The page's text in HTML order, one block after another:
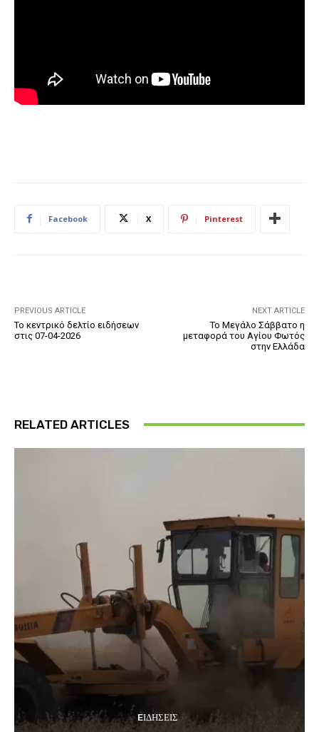
Facebook X Pinterest
PREVIOUS ARTICLE
Το κεντρικό δελτίο ειδήσεων
στις 07-04-2026
NEXT ARTICLE
Το Μεγάλο Σάββατο η
μεταφορά του Αγίου Φωτός
στην Ελλάδα
RELATED ARTICLES
EΙΔΗΣΕΙΣ